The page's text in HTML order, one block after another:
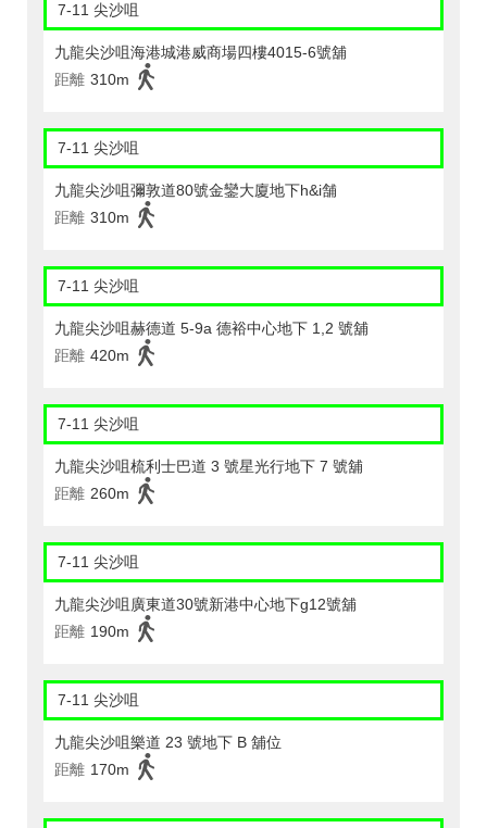
7-11 尖沙咀
九龍尖沙咀海港城港威商場四樓4015-6號舖
距離 310m
7-11 尖沙咀
九龍尖沙咀彌敦道80號金鑾大廈地下h&i舗
距離 310m
7-11 尖沙咀
九龍尖沙咀赫德道 5-9a 德裕中心地下 1,2 號舖
距離 420m
7-11 尖沙咀
九龍尖沙咀梳利士巴道 3 號星光行地下 7 號舖
距離 260m
7-11 尖沙咀
九龍尖沙咀廣東道30號新港中心地下g12號舖
距離 190m
7-11 尖沙咀
九龍尖沙咀樂道 23 號地下 B 舖位
距離 170m